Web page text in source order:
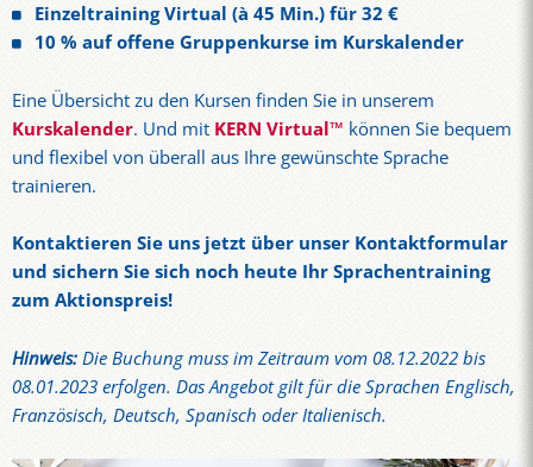
Einzeltraining Virtual (à 45 Min.) für 32 €
10 % auf offene Gruppenkurse im Kurskalender
Eine Übersicht zu den Kursen finden Sie in unserem
Kurskalender. Und mit KERN Virtual™ können Sie bequem
und flexibel von überall aus Ihre gewünschte Sprache
trainieren.
Kontaktieren Sie uns jetzt über unser Kontaktformular
und sichern Sie sich noch heute Ihr Sprachentraining
zum Aktionspreis!
Hinweis:Die Buchung muss im Zeitraum vom 08.12.2022 bis
08.01.2023 erfolgen. Das Angebot gilt für die Sprachen Englisch,
Französisch, Deutsch, Spanisch oder Italienisch.